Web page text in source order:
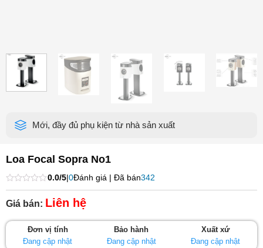
Mới, đầy đủ phụ kiện từ nhà sản xuất
Loa Focal Sopra No1
Được
xếp
hạng
5
0.0/5|0Đánh giá | Đã bán342
Giá bán: Liên hệ
Đơn vị tính
Đang cập nhật
Bảo hành
Đang cập nhật
Xuất xứ
Đang cập nhật